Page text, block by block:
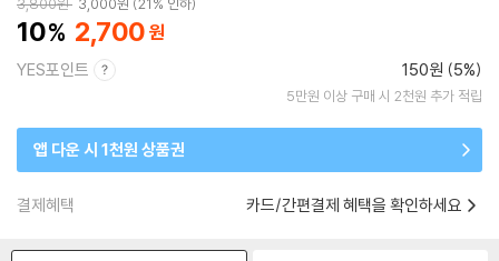
10 2,700
YES포인트 150원 (5%)
5만원 이상 구매 시 2천원 추가 적립
앱 다운 시 1천원 상품권
결제혜택 카드/간편결제 혜택을 확인하세요